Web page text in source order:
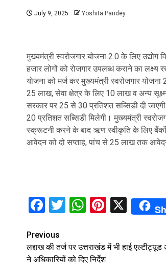
July 9, 2025 Yoshita Pandey
मुख्यमंत्री स्वरोजगार योजना 2.0 के लिए
हजार लोगों को रोजगार उपलब्ध कराने का लक्ष्य
योजना को मर्ज कर मुख्यमंत्री स्वरोजगार
25 लाख, सेवा क्षेत्र के लिए 10 लाख व अन्य
सरकार पर 25 से 30 प्रतिशत सब्सिडी दी
20 प्रतिशत सब्सिडी मिलेगी। मुख्यमंत्री
स्क्रूटनी करने के बाद ऋण स्वीकृति के लिए
आवेदन को दो सप्ताह, पांच से 25 लाख तक
Facebook
Twitter
WhatsApp
X
Continue
Reading
Previous
लद्दाख की तर्ज पर उत्तराखंड में भी हाई
ने अधिकारियों को दिए निर्देेश